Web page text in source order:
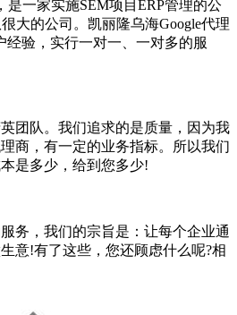
是一家实施SEM项目ERP管理的公
大的公司。凯丽隆乌海Google代理
经验，实行一对一、一对多的服
团队。我们追求的是质量，因为我
商，有一定的业务指标。所以我们
是多少，给到您多少!
务，我们的宗旨是：让每个企业通
意!有了这些，您还顾虑什么呢?相